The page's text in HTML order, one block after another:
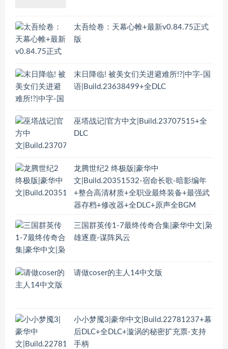
太吾绘卷：天幕心帷+最新v0.84.75正式
版
末日降临! 被美女们关进避难所!?|中字-国
语|Build.23638499+全DLC
巫塔战记|官方中文|Build.23707515+全
DLC
龙腾世纪2 终极版|豪华中
文|Build.20351532-宿命长歌-暗影编年
+整合高清材质+全职业最终装备+最强武
器存档+修改器+全DLC+原声全BGM
三国群英传1-7最终传奇合集|豪华中文|枭
雄逐鹿-谋阵风云
请做coser的主人14中文版
小小梦魇3|豪华中文|Build.22781237+幕
后DLC+全DLC+漩涡的秘密扩充票-支持
手柄